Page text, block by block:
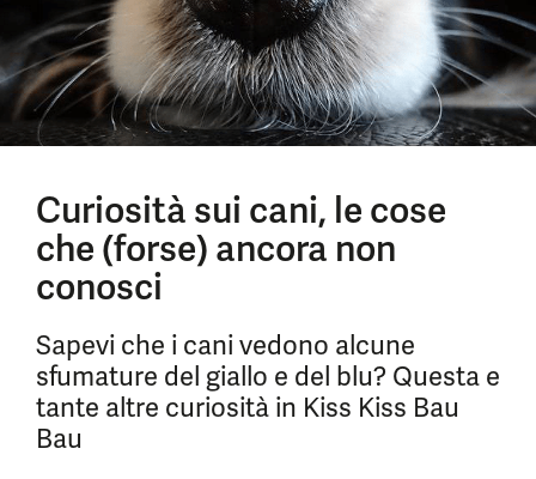
Curiosità sui cani, le cose
che (forse) ancora non
conosci
Sapevi che i cani vedono alcune
sfumature del giallo e del blu? Questa e
tante altre curiosità in Kiss Kiss Bau
Bau